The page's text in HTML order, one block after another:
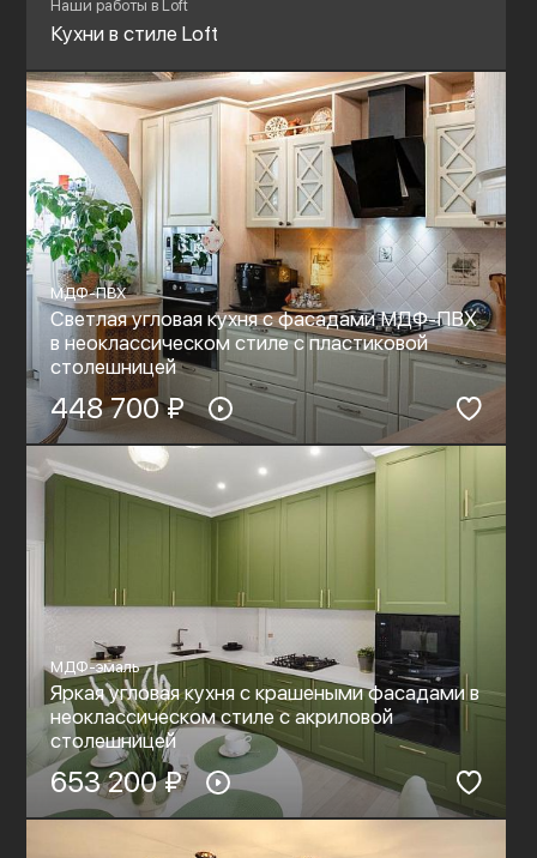
Наши работы в Loft
Кухни в стиле Loft
МДФ-ПВХ
Светлая угловая кухня с фасадами МДФ-ПВХ
в неоклассическом стиле с пластиковой
столешницей
448 700 ₽
МДФ-эмаль
Яркая угловая кухня с крашеными фасадами в
неоклассическом стиле c акриловой
столешницей
653 200 ₽